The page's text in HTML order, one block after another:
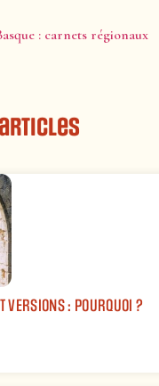
: carnets régionaux
VERSIONS : POURQUOI ?